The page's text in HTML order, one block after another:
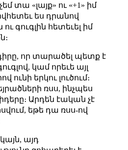
տա «լայք» ու «+1» իմ
ես դրանով
գուգլին հետեւել իմ
որ տարածել պետք է
կամ որեւե այլ
ունի երկու լուծում։
ռսս, ինչպես
Արդեն էական չէ
եթե դա ռսս-ով
այդ